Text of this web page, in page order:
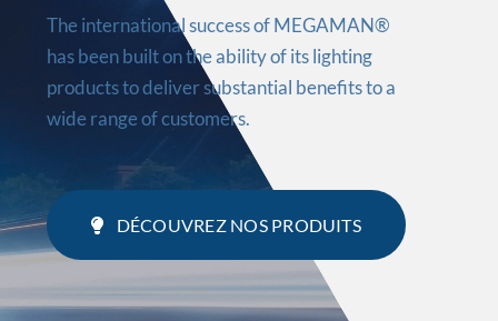
The international success of MEGAMAN®
has been built on the ability of its lighting
products to deliver substantial benefits to a
wide range of customers.
DÉCOUVREZ NOS PRODUITS